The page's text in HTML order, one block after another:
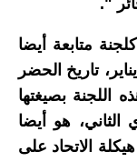
".
متابعة أيضا
لتخليد اليوم المشؤوم 24 يناير، تاريخ الحضر
اللجنة بصيغتها
الثاني، هو أيضا
الاتحاد على